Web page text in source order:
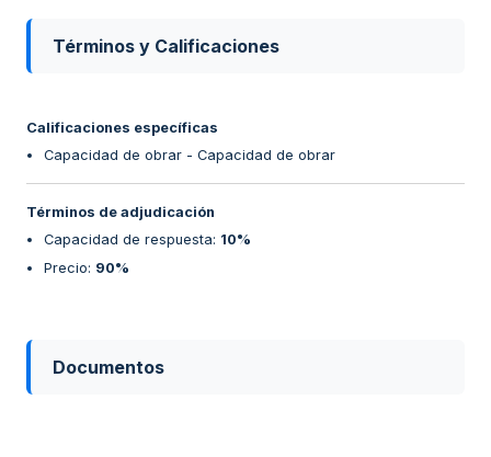
Términos y Calificaciones
Calificaciones específicas
Capacidad de obrar - Capacidad de obrar
Términos de adjudicación
Capacidad de respuesta: 10%
Precio: 90%
Documentos